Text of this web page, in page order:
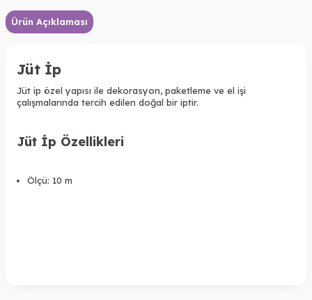
Ürün Açıklaması
Jüt İp
Jüt ip özel yapısı ile dekorasyon, paketleme ve el işi
çalışmalarında tercih edilen doğal bir iptir.
Jüt İp Özellikleri
Ölçü: 10 m